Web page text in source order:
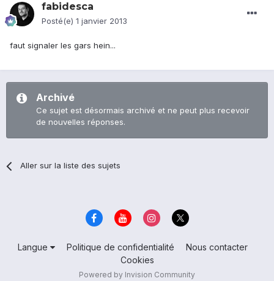
fabidesca
Posté(e) 1 janvier 2013
faut signaler les gars hein...
Archivé
Ce sujet est désormais archivé et ne peut plus recevoir
de nouvelles réponses.
Aller sur la liste des sujets
Langue Politique de confidentialité
Nous contacter
Cookies
Powered by Invision Community